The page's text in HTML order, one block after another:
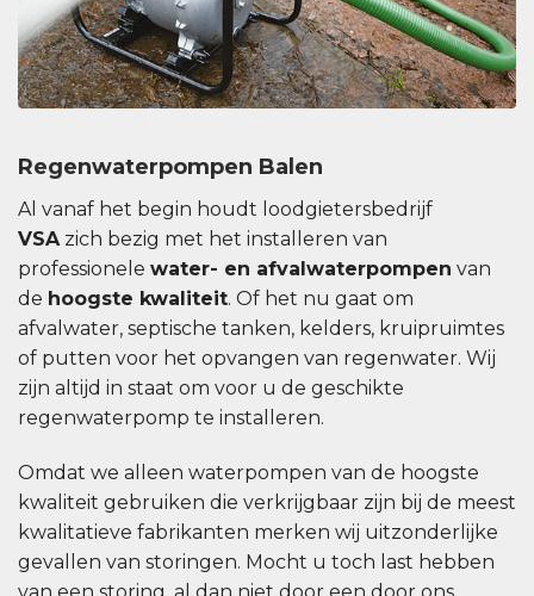
Regenwaterpompen Balen
Al vanaf het begin houdt loodgietersbedrijf
VSAzich bezig met het installeren van
professionele water- en afvalwaterpompen van
de hoogste kwaliteit. Of het nu gaat om
afvalwater, septische tanken, kelders, kruipruimtes
of putten voor het opvangen van regenwater. Wij
zijn altijd in staat om voor u de geschikte
regenwaterpomp te installeren.
Omdat we alleen waterpompen van de hoogste
kwaliteit gebruiken die verkrijgbaar zijn bij de meest
kwalitatieve fabrikanten merken wij uitzonderlijke
gevallen van storingen. Mocht u toch last hebben
van een storing, al dan niet door een door ons